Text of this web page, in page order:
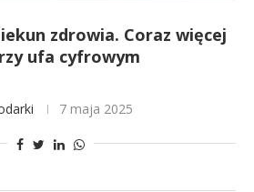
zdrowia. Coraz więcej
ufa cyfrowym
7 maja 2025